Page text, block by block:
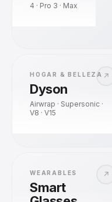
4 · Pro 3 · Max
↗
HOGAR & BELLEZA
Dyson
Airwrap · Supersonic ·
V8 · V15
↗
WEARABLES
Smart